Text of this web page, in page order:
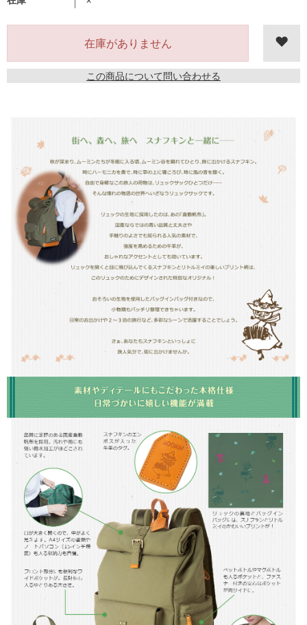
在庫がありません
この商品について問い合わせる